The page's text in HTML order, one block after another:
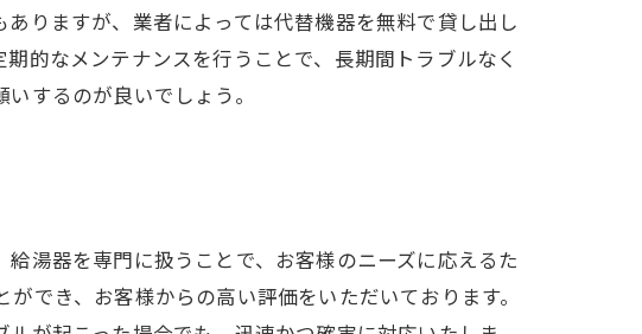
りますが、業者によっては代替機器を無料で貸し出し
的なメンテナンスを行うことで、長期間トラブルなく
するのが良いでしょう。
湯器を専門に扱うことで、お客様のニーズに応えるた
でき、お客様からの高い評価をいただいております。